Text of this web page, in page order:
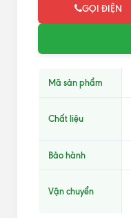
GỌI ĐIỆN
Mã sản phẩm
Chất liệu
Bảo hành
Vận chuyển